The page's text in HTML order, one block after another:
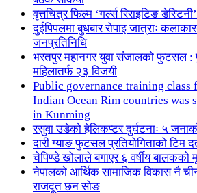
वृत्तचित्र फिल्म ‘गर्ल्स रिराइटिङ
दुईपिपलमा बुधबार रोपाइ जात्राः
जनप्रतिनिधि
भरतपुर महानगर युवा संजालको फुटसल :
महिलातर्फ २३ विजयी
Public governance training class
Indian Ocean Rim countries was
in Kunming
रसुवा उडेको हेलिकप्टर दुर्घटनाः ५
दारी ग्याङ फुटसल प्रतियोगिताको टिम
चेपिण्डे खोलाले बगाएर ६ वर्षीय बालकको
नेपालको आर्थिक सामाजिक विकास नै
राजदूत छन सोङ